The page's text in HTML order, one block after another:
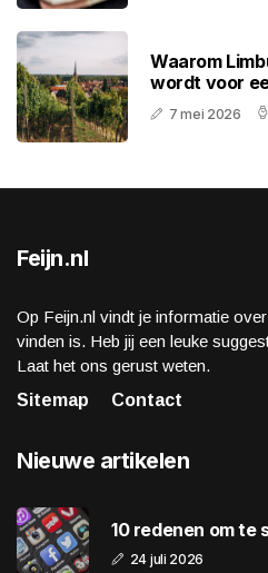
Waarom
wordt voor
7 mei 2026
Feijn.nl
Op Feijn.nl vindt je informatie
vinden is. Heb jij een leuke
Laat het ons gerust weten.
Sitemap
Contact
Nieuwe artikelen
10 redenen om te
24 juli 2026